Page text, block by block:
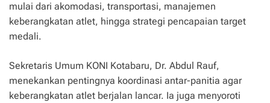
mulai dari akomodasi, transportasi, manajemen
keberangkatan atlet, hingga strategi pencapaian target
medali.
Sekretaris Umum KONI Kotabaru, Dr. Abdul Rauf,
menekankan pentingnya koordinasi antar-panitia agar
keberangkatan atlet berjalan lancar. Ia juga menyoroti